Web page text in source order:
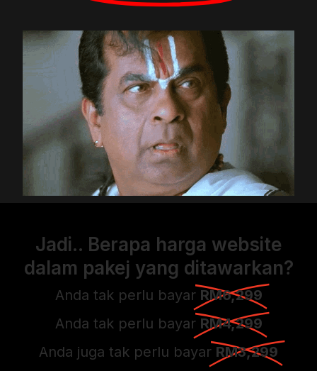
Jadi.. Berapa harga website
dalam pakej yang ditawarkan?
Anda tak perlu bayar RM6,299
Anda tak perlu bayar RM4,299
Anda juga tak perlu bayar RM3,299